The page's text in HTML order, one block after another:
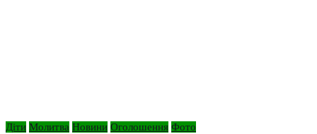
Діти Молитва Новини Оголошення Фото